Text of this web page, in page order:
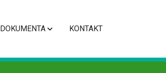
DOKUMENTA KONTAKT